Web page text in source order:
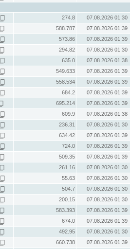
274.8
07.08.2026 01:30
588.787
07.08.2026 01:39
573.86
07.08.2026 01:39
294.82
07.08.2026 01:30
635.0
07.08.2026 01:38
549.633
07.08.2026 01:39
558.534
07.08.2026 01:39
684.2
07.08.2026 01:39
695.214
07.08.2026 01:39
609.9
07.08.2026 01:38
236.31
07.08.2026 01:30
634.42
07.08.2026 01:39
724.0
07.08.2026 01:39
509.35
07.08.2026 01:39
261.16
07.08.2026 01:30
55.63
07.08.2026 01:30
504.7
07.08.2026 01:30
200.15
07.08.2026 01:30
583.393
07.08.2026 01:39
674.0
07.08.2026 01:39
492.95
07.08.2026 01:30
660.738
07.08.2026 01:39